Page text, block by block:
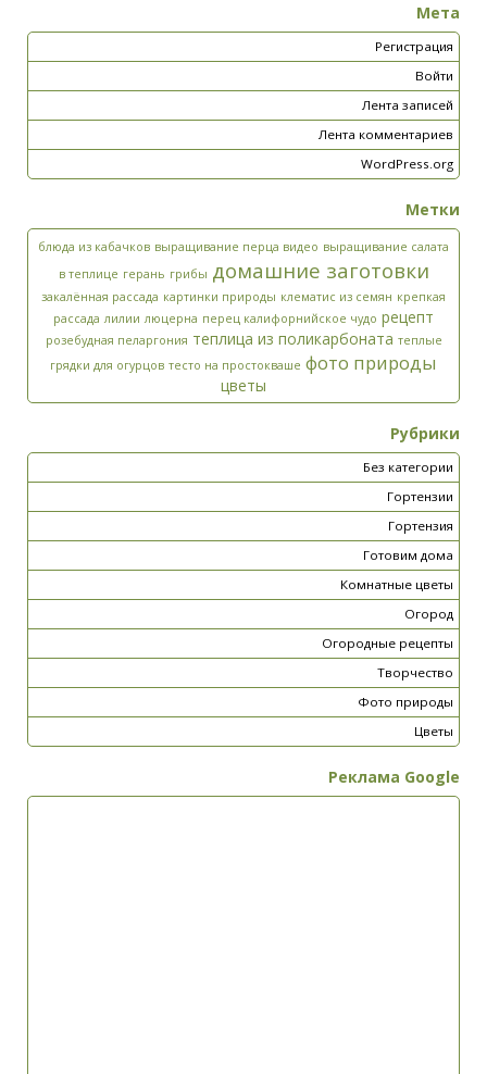
Мета
Регистрация
Войти
Лента записей
Лента комментариев
WordPress.org
Метки
блюда из кабачков выращивание перца видео выращивание салата
в теплице герань грибы домашние заготовки
закалённая рассада картинки природы клематис из семян крепкая
рассада лилии люцерна перец калифорнийское чудо рецепт
розебудная пеларгония теплица из поликарбоната теплые
грядки для огурцов тесто на простокваше фото природы
цветы
Рубрики
Без категории
Гортензии
Гортензия
Готовим дома
Комнатные цветы
Огород
Огородные рецепты
Творчество
Фото природы
Цветы
Реклама Google